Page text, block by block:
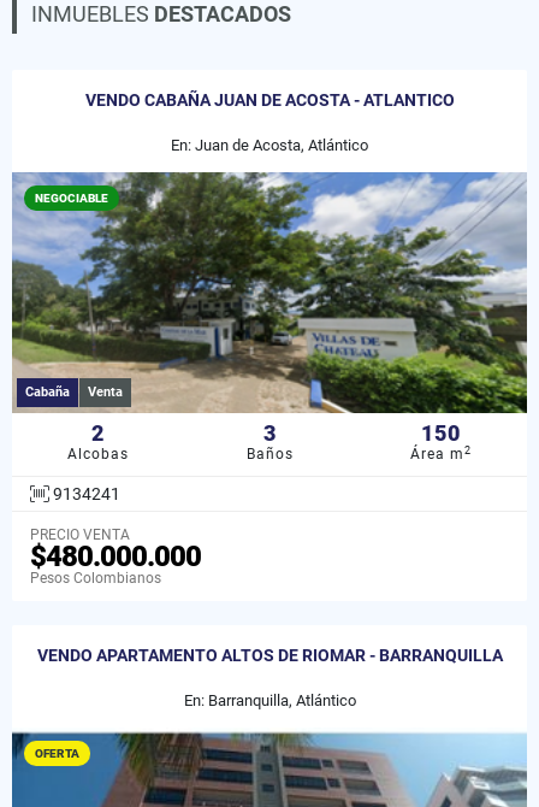
INMUEBLES DESTACADOS
VENDO CABAÑA JUAN DE ACOSTA - ATLANTICO
En: Juan de Acosta, Atlántico
NEGOCIABLE
Cabaña Venta
2
Alcobas
3
Baños
150
Área m2
9134241
PRECIO VENTA
$480.000.000
Pesos Colombianos
VENDO APARTAMENTO ALTOS DE RIOMAR - BARRANQUILLA
En: Barranquilla, Atlántico
OFERTA